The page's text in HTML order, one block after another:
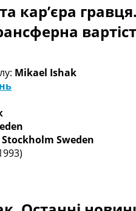
Ліга
Ліга
>>>
Світу. Турнирні таблиці
Ліги
Чемпіонів
>>>
кар’єра
Mikael Ishak
Stockholm Sweden